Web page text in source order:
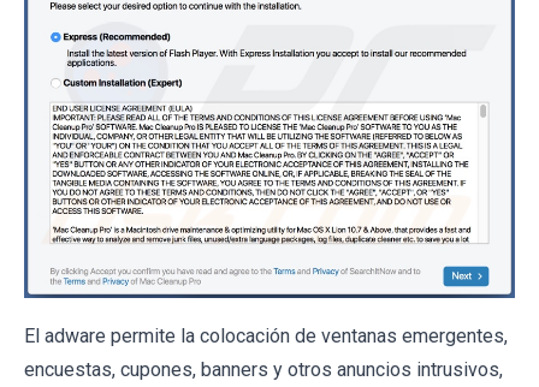
El adware permite la colocación de ventanas emergentes,
encuestas, cupones, banners y otros anuncios intrusivos,